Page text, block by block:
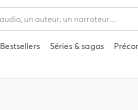
Bestsellers Séries & sagas